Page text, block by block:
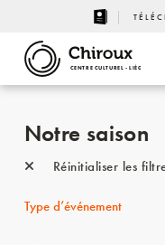
CENTRE CULTUREL - LIÈGE
Notre saison
Réinitialiser les
Type d’événement